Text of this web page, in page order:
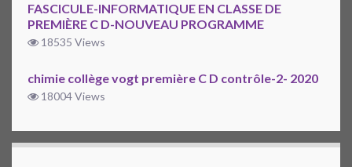
FASCICULE-INFORMATIQUE EN CLASSE DE
PREMIÈRE C D-NOUVEAU PROGRAMME
18535 Views
chimie collège vogt première C D contrôle-2- 2020
18004 Views